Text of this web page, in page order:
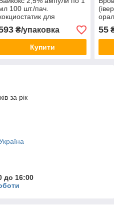
100 шт./пач.
для
і курчат
₴/упаковка
Купити
55
за рік
до 16:00